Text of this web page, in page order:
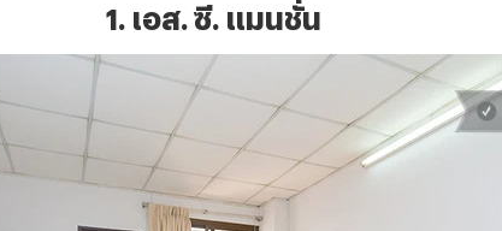
1. เอส. ซี. แมนชั่น